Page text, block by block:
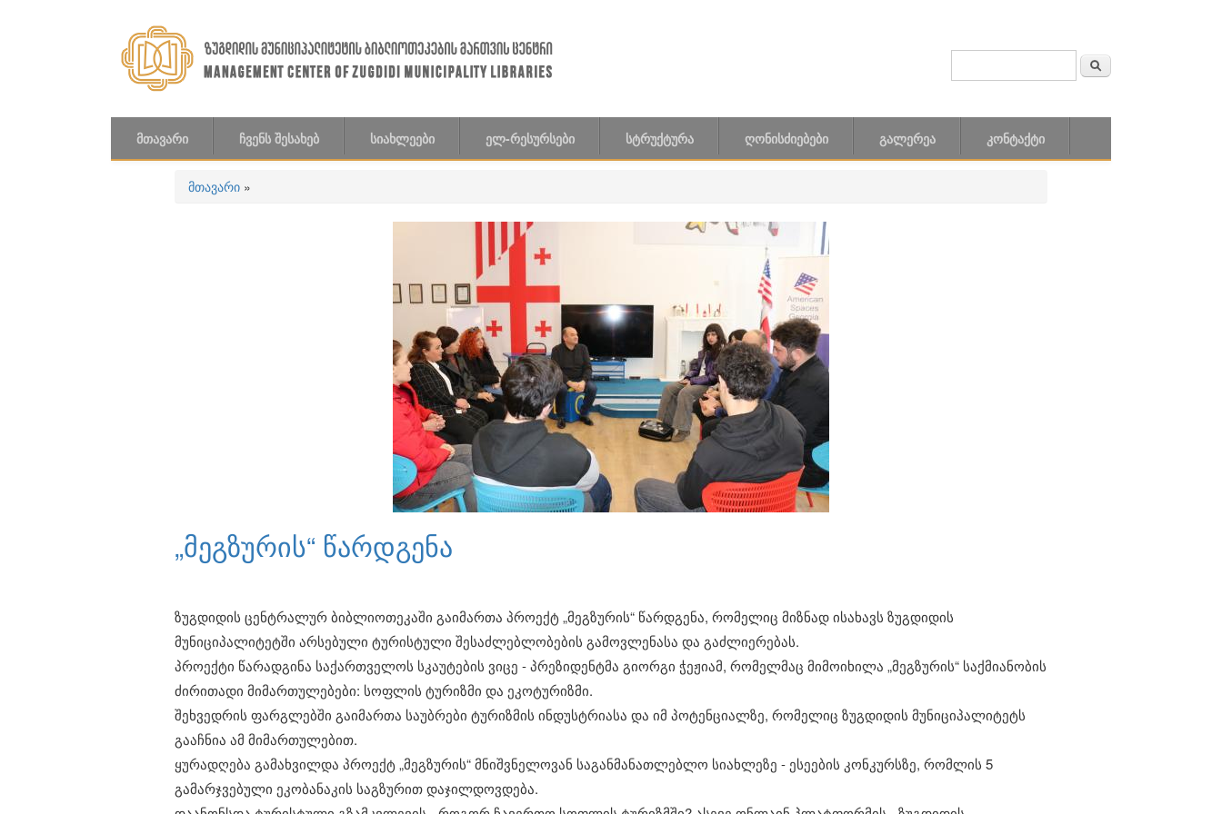
SEARCH FORM
ᲛᲗᲐᲕᲐᲠᲘ ᲩᲕᲔᲜᲡ ᲨᲔᲡᲐᲮᲔᲑ ᲡᲘᲐᲮᲚᲔᲔᲑᲘ ᲔᲚ-ᲠᲔᲡᲣᲠᲡᲔᲑᲘ ᲡᲢᲠᲣᲥᲢᲣᲠᲐ ᲦᲝᲜᲘᲡᲫᲘᲔᲑᲔᲑᲘ ᲒᲐᲚᲔᲠᲔᲐ ᲙᲝᲜᲢᲐᲥᲢᲘ
თქვენ აქ ხართ
მთავარი »
„მეგზურის“ წარდგენა
ზუგდიდის ცენტრალურ ბიბლიოთეკაში გაიმართა პროექტ „მეგზურის“ წარდგენა, რომელიც მიზნად ისახავს ზუგდიდის
მუნიციპალიტეტში არსებული ტურისტული შესაძლებლობების გამოვლენასა და გაძლიერებას.
პროექტი წარადგინა საქართველოს სკაუტების ვიცე - პრეზიდენტმა გიორგი ჭეჟიამ, რომელმაც მიმოიხილა „მეგზურის“ საქმიანობის
ძირითადი მიმართულებები: სოფლის ტურიზმი და ეკოტურიზმი.
შეხვედრის ფარგლებში გაიმართა საუბრები ტურიზმის ინდუსტრიასა და იმ პოტენციალზე, რომელიც ზუგდიდის მუნიციპალიტეტს
გააჩნია ამ მიმართულებით.
ყურადღება გამახვილდა პროექტ „მეგზურის“ მნიშვნელოვან საგანმანათლებლო სიახლეზე - ესეების კონკურსზე, რომლის 5
გამარჯვებული ეკობანაკის საგზურით დაჯილდოვდება.